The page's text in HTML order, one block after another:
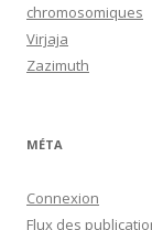
chromosomiques
Virjaja
Zazimuth
MÉTA
Connexion
Flux des